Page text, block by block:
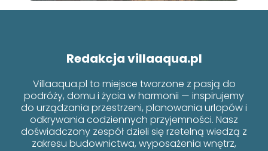
Redakcja villaaqua.pl
Villaaqua.pl to miejsce tworzone z pasją do
podróży, domu i życia w harmonii — inspirujemy
do urządzania przestrzeni, planowania urlopów i
odkrywania codziennych przyjemności. Nasz
doświadczony zespół dzieli się rzetelną wiedzą z
zakresu budownictwa, wyposażenia wnętrz,